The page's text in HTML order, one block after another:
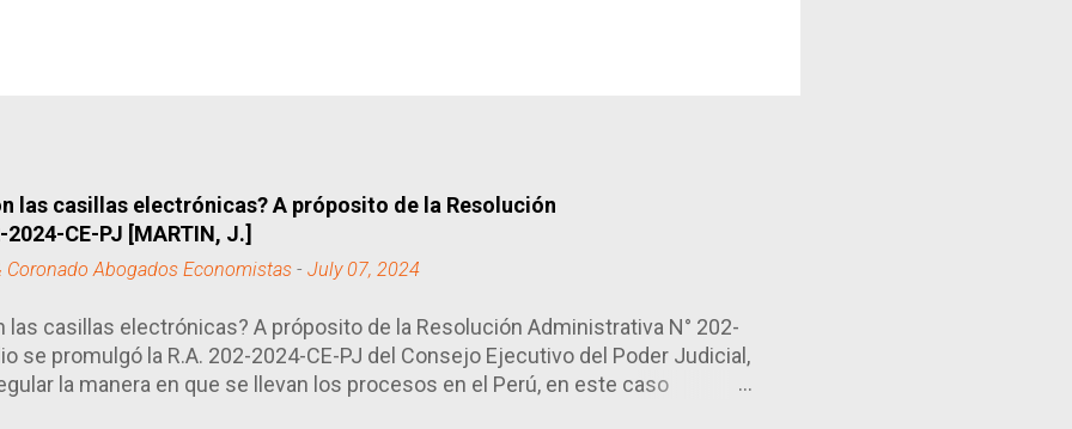
las casillas electrónicas? A próposito de la Resolución
CE-PJ [MARTIN, J.]
Coronado Abogados Economistas - July 07, 2024
las casillas electrónicas? A próposito de la Resolución Administrativa N° 202-
se promulgó la R.A. 202-2024-CE-PJ del Consejo Ejecutivo del Poder Judicial,
la manera en que se llevan los procesos en el Perú, en este caso